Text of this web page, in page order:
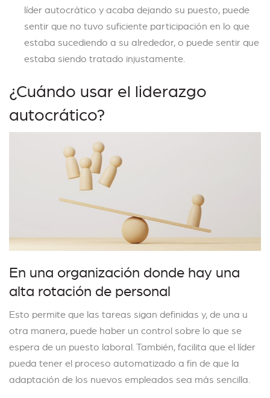
líder autocrático y acaba dejando su puesto, puede
sentir que no tuvo suficiente participación en lo que
estaba sucediendo a su alrededor, o puede sentir que
estaba siendo tratado injustamente.
¿Cuándo usar el liderazgo
autocrático?
En una organización donde hay una
alta rotación de personal
Esto permite que las tareas sigan definidas y, de una u
otra manera, puede haber un control sobre lo que se
espera de un puesto laboral. También, facilita que el líder
pueda tener el proceso automatizado a fin de que la
adaptación de los nuevos empleados sea más sencilla.